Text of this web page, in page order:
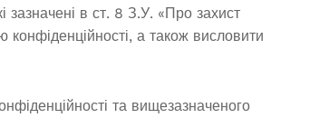
в ст. 8 З.У. «Про захист
а також висловити
та вищезазначеного